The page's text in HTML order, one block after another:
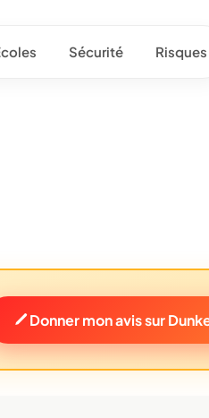
Sécurité Risques
Donner mon avis sur